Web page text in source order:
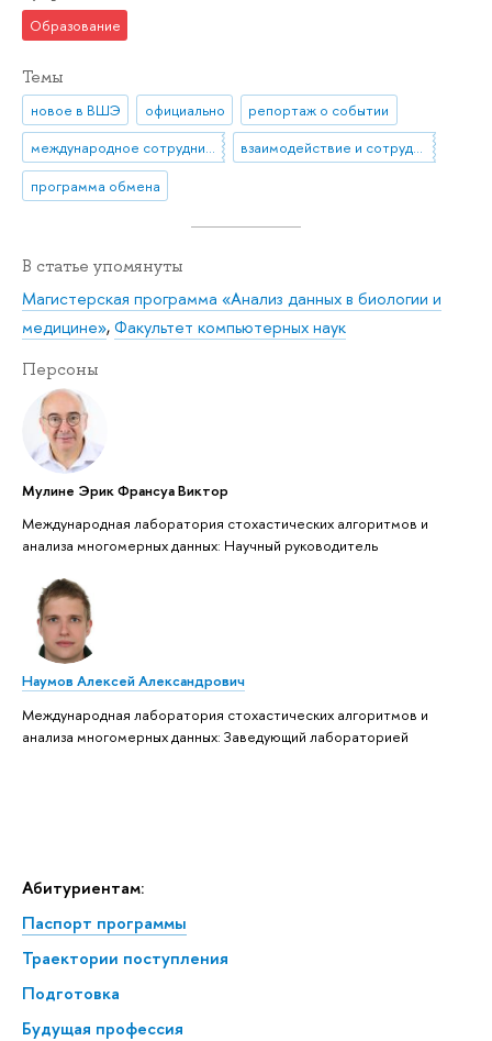
Абитуриентам:
Паспорт программы
Траектории поступления
Подготовка
Будущая профессия
Образование
Темы
новое в ВШЭ официально
репортаж о событии
международное сотрудничество
взаимодействие и сотрудничество
программа обмена
В статье упомянуты
Магистерская программа «Анализ данных в биологии и
медицине»,Факультет компьютерных наук
Персоны
Мулине Эрик Франсуа Виктор
Международная лаборатория стохастических алгоритмов и
анализа многомерных данных: Научный руководитель
Наумов Алексей Александрович
Международная лаборатория стохастических алгоритмов и
анализа многомерных данных: Заведующий лабораторией